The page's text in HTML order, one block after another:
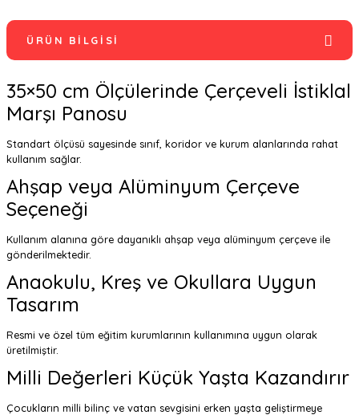
ÜRÜN BILGISI
35×50 cm Ölçülerinde Çerçeveli İstiklal
Marşı Panosu
Standart ölçüsü sayesinde sınıf, koridor ve kurum alanlarında rahat
kullanım sağlar.
Ahşap veya Alüminyum Çerçeve
Seçeneği
Kullanım alanına göre dayanıklı ahşap veya alüminyum çerçeve ile
gönderilmektedir.
Anaokulu, Kreş ve Okullara Uygun
Tasarım
Resmi ve özel tüm eğitim kurumlarının kullanımına uygun olarak
üretilmiştir.
Milli Değerleri Küçük Yaşta Kazandırır
Çocukların milli bilinç ve vatan sevgisini erken yaşta geliştirmeye